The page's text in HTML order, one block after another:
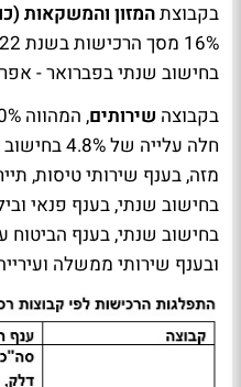
בקבוצתהמזון והמשקאות
בחישוב שנתי בפברואר - אפריל
בקבוצה שירותים
ובענף שירותי ממשלה ועירייה